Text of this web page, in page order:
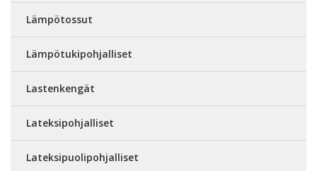
Lämpötossut
Lämpötukipohjalliset
Lastenkengät
Lateksipohjalliset
Lateksipuolipohjalliset